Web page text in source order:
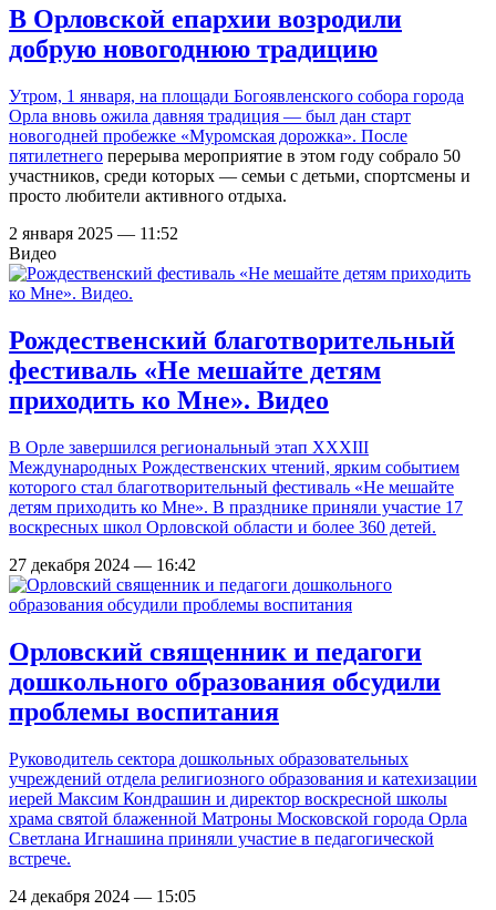
В Орловской епархии возродили
добрую новогоднюю традицию
Утром, 1 января, на площади Богоявленского собора города
Орла вновь ожила давняя традиция — был дан старт
новогодней пробежке «Муромская дорожка». После
пятилетнего перерыва мероприятие в этом году собрало 50
участников, среди которых — семьи с детьми, спортсмены и
просто любители активного отдыха.
2 января 2025 — 11:52
Видео
Рождественский благотворительный
фестиваль «Не мешайте детям
приходить ко Мне». Видео
В Орле завершился региональный этап XXXIII
Международных Рождественских чтений, ярким событием
которого стал благотворительный фестиваль «Не мешайте
детям приходить ко Мне». В празднике приняли участие 17
воскресных школ Орловской области и более 360 детей.
27 декабря 2024 — 16:42
Орловский священник и педагоги
дошкольного образования обсудили
проблемы воспитания
Руководитель сектора дошкольных образовательных
учреждений отдела религиозного образования и катехизации
иерей Максим Кондрашин и директор воскресной школы
храма святой блаженной Матроны Московской города Орла
Светлана Игнашина приняли участие в педагогической
встрече.
24 декабря 2024 — 15:05